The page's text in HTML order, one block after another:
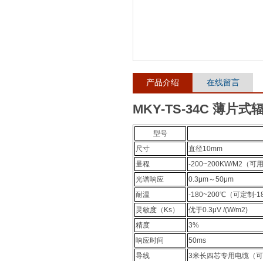
产品介绍 在线留言
MKY-TS-34C 薄片式
型号
尺寸
直径10mm
量程
-200~200KW/M2（可
光谱响应
0.3μm～50μm
耐温
-180~200℃（可定制-
灵敏度（Ks）
优于0.3μV /(W/m2)
精度
3%
响应时间
50ms
导线
3米长四芯专用电缆（